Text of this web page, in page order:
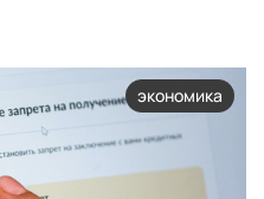
экономика